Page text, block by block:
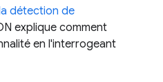
détection de
explique comment
en l'interrogeant